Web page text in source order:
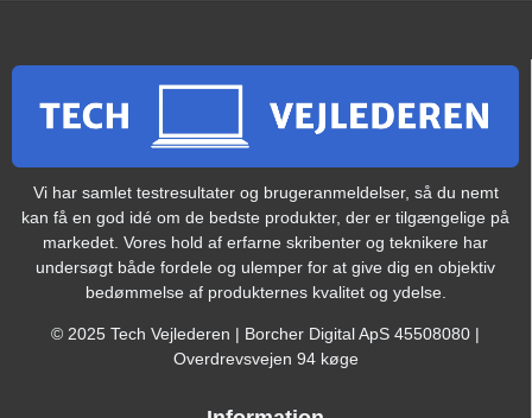
Vi har samlet testresultater og brugeranmeldelser, så du nemt
kan få en god idé om de bedste produkter, der er tilgængelige på
markedet. Vores hold af erfarne skribenter og teknikere har
undersøgt både fordele og ulemper for at give dig en objektiv
bedømmelse af produkternes kvalitet og ydelse.
© 2025 Tech Vejlederen | Borcher Digital ApS 45508080 |
Overdrevsvejen 94 køge